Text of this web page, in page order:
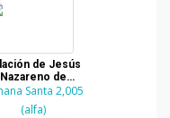
de Jesús
Nazareno de
Santa 2,005
(alfa)